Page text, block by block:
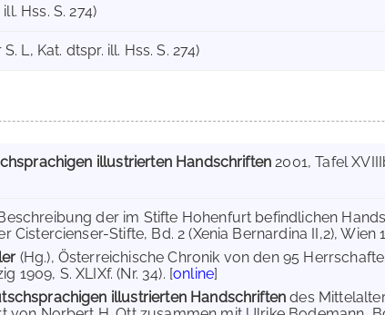
Hss. S. 274)
L, Kat. dtspr. ill. Hss. S. 274)
illustrierten Handschriften 2001, Tafel
der im Stifte Hohenfurt befindlichen
Cistercienser-Stifte, Bd. 2 (Xenia Bernardina II,2), Wien
(Hg.), Österreichische Chronik von den 95
1909, S. XLIXf. (Nr. 34). [online]
illustrierten Handschriften des